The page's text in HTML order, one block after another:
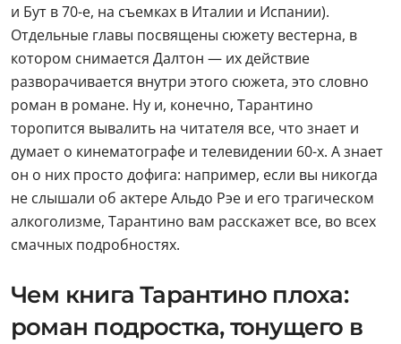
и Бут в 70-е, на съемках в Италии и Испании).
Отдельные главы посвящены сюжету вестерна, в
котором снимается Далтон — их действие
разворачивается внутри этого сюжета, это словно
роман в романе. Ну и, конечно, Тарантино
торопится вывалить на читателя все, что знает и
думает о кинематографе и телевидении 60-х. А знает
он о них просто дофига: например, если вы никогда
не слышали об актере Альдо Рэе и его трагическом
алкоголизме, Тарантино вам расскажет все, во всех
смачных подробностях.
Чем книга Тарантино плоха:
роман подростка, тонущего в